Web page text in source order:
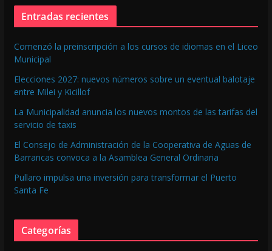
Entradas recientes
Comenzó la preinscripción a los cursos de idiomas en el Liceo
Municipal
Elecciones 2027: nuevos números sobre un eventual balotaje
entre Milei y Kicillof
La Municipalidad anuncia los nuevos montos de las tarifas del
servicio de taxis
El Consejo de Administración de la Cooperativa de Aguas de
Barrancas convoca a la Asamblea General Ordinaria
Pullaro impulsa una inversión para transformar el Puerto
Santa Fe
Categorías